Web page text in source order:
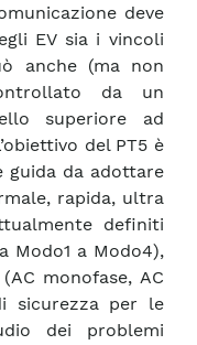
deve
EV sia i vincoli
anche (ma non
da un
superiore ad
del PT5 è
guida da adottare
rapida, ultra
definiti
Modo1 a Modo4),
monofase, AC
sicurezza per le
dei problemi